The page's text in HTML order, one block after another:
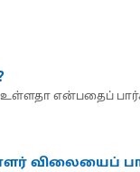
உள்ளதா என்பதைப்
விலையைப்